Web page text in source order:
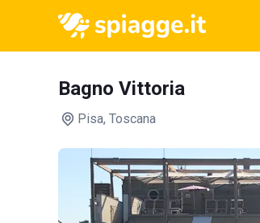
Bagno Vittoria
Pisa, Toscana